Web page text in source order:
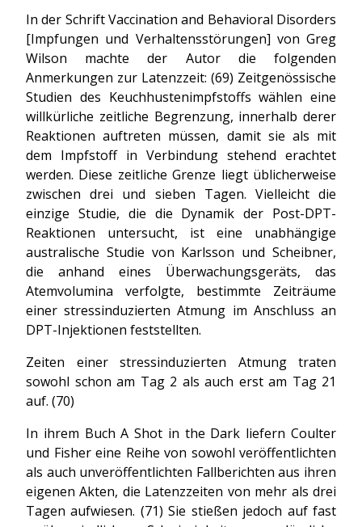
In der Schrift Vaccination and Behavioral Disorders
[Impfungen und Verhaltensstörungen] von Greg
Wilson machte der Autor die folgenden
Anmerkungen zur Latenzzeit: (69) Zeitgenössische
Studien des Keuchhustenimpfstoffs wählen eine
willkürliche zeitliche Begrenzung, innerhalb derer
Reaktionen auftreten müssen, damit sie als mit
dem Impfstoff in Verbindung stehend erachtet
werden. Diese zeitliche Grenze liegt üblicherweise
zwischen drei und sieben Tagen. Vielleicht die
einzige Studie, die die Dynamik der Post-DPT-
Reaktionen untersucht, ist eine unabhängige
australische Studie von Karlsson und Scheibner,
die anhand eines Überwachungsgeräts, das
Atemvolumina verfolgte, bestimmte Zeiträume
einer stressinduzierten Atmung im Anschluss an
DPT-Injektionen feststellten.
Zeiten einer stressinduzierten Atmung traten
sowohl schon am Tag 2 als auch erst am Tag 21
auf. (70)
In ihrem Buch A Shot in the Dark liefern Coulter
und Fisher eine Reihe von sowohl veröffentlichten
als auch unveröffentlichten Fallberichten aus ihren
eigenen Akten, die Latenzzeiten von mehr als drei
Tagen aufwiesen. (71) Sie stießen jedoch auf fast